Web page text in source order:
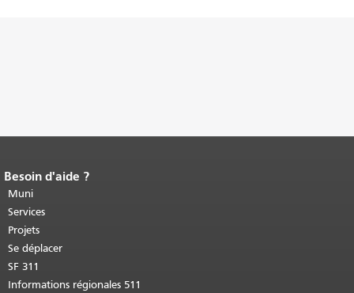
Fin du contenu de la page.
cette page se répète sur chaque page.
Retour au haut du contenu principal
Besoin d'aide ?
Muni
Services
Projets
Se déplacer
SF 311
Informations régionales 511